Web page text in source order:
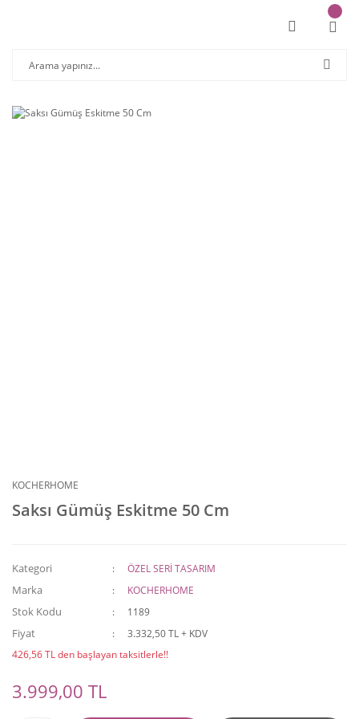
KOCHERHOME
Saksı Gümüş Eskitme 50 Cm
Kategori ÖZEL SERİ TASARIM
Marka KOCHERHOME
Stok Kodu 1189
Fiyat
3.332,50 TL + KDV
426,56 TL den başlayan taksitlerle!!
3.999,00 TL